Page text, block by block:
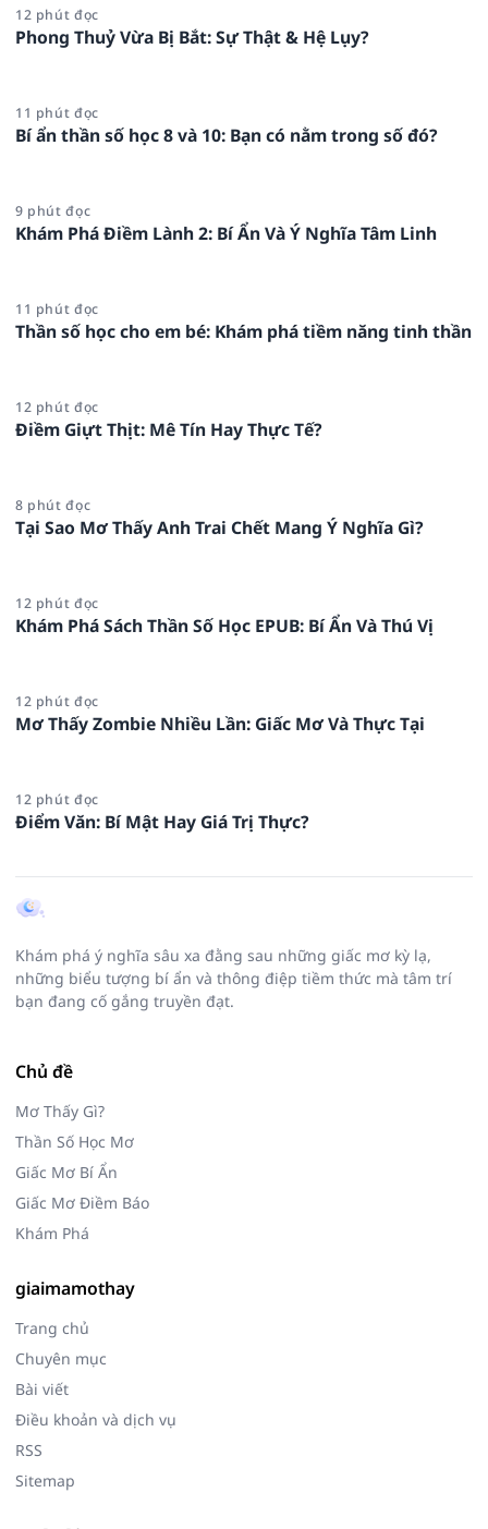
12 phút đọc
Phong Thuỷ Vừa Bị Bắt: Sự Thật & Hệ Lụy?
11 phút đọc
Bí ẩn thần số học 8 và 10: Bạn có nằm trong số đó?
9 phút đọc
Khám Phá Điềm Lành 2: Bí Ẩn Và Ý Nghĩa Tâm Linh
11 phút đọc
Thần số học cho em bé: Khám phá tiềm năng tinh thần
12 phút đọc
Điềm Giựt Thịt: Mê Tín Hay Thực Tế?
8 phút đọc
Tại Sao Mơ Thấy Anh Trai Chết Mang Ý Nghĩa Gì?
12 phút đọc
Khám Phá Sách Thần Số Học EPUB: Bí Ẩn Và Thú Vị
12 phút đọc
Mơ Thấy Zombie Nhiều Lần: Giấc Mơ Và Thực Tại
12 phút đọc
Điểm Văn: Bí Mật Hay Giá Trị Thực?
Khám phá ý nghĩa sâu xa đằng sau những giấc mơ kỳ lạ,
những biểu tượng bí ẩn và thông điệp tiềm thức mà tâm trí
bạn đang cố gắng truyền đạt.
Chủ đề
Mơ Thấy Gì?
Thần Số Học Mơ
Giấc Mơ Bí Ẩn
Giấc Mơ Điềm Báo
Khám Phá
giaimamothay
Trang chủ
Chuyên mục
Bài viết
Điều khoản và dịch vụ
RSS
Sitemap